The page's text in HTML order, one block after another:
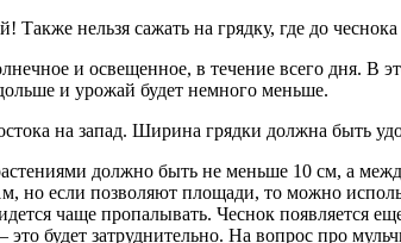
Также нельзя сажать на грядку, где до
и освещенное, в течение всего дня. В
и урожай будет немного меньше.
на запад. Ширина грядки должна быть
должно быть не меньше 10 см, а
но если позволяют площади, то можно
чаще пропалывать. Чеснок появляется
будет затруднительно. На вопрос про